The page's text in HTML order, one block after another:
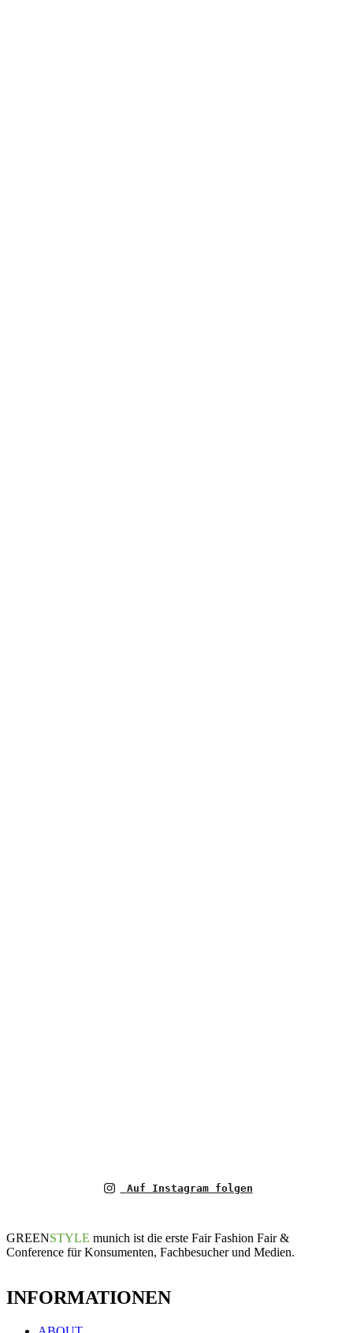
Auf Instagram folgen
GREENSTYLE munich ist die erste Fair Fashion Fair &
Conference für Konsumenten, Fachbesucher und Medien.
INFORMATIONEN